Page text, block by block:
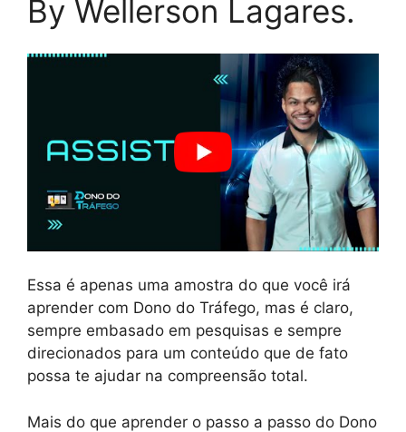
By Wellerson Lagares.
Essa é apenas uma amostra do que você irá
aprender com Dono do Tráfego, mas é claro,
sempre embasado em pesquisas e sempre
direcionados para um conteúdo que de fato
possa te ajudar na compreensão total.
Mais do que aprender o passo a passo do Dono